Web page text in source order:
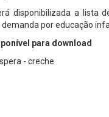
disponibilizada a lista
por educação
para download
- creche